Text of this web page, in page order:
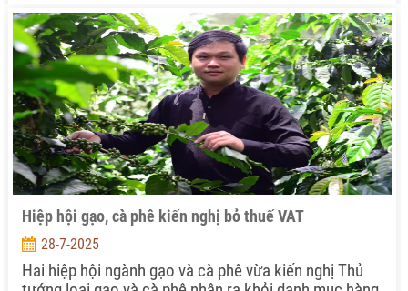
Hiệp hội gạo, cà phê kiến nghị bỏ thuế VAT
28-7-2025
Hai hiệp hội ngành gạo và cà phê vừa kiến nghị Thủ